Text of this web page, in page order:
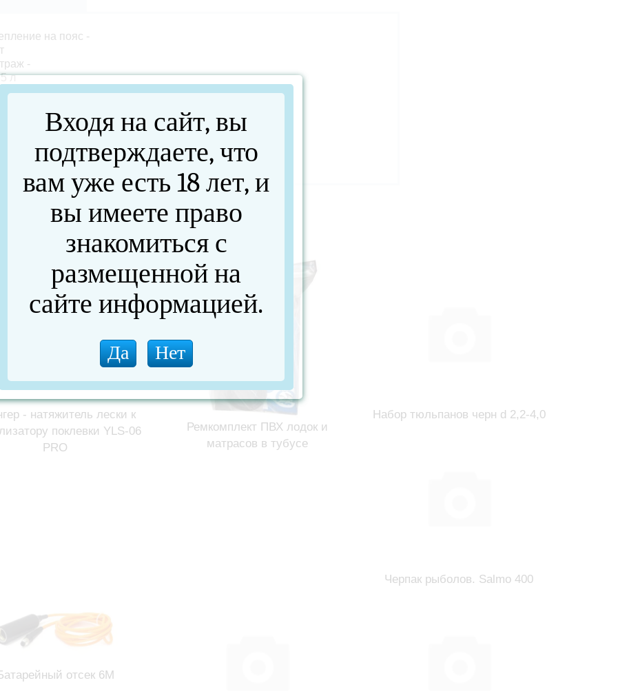
на пояс -
-
л
-
наживки
-
мм
-
- натяжитель лески к
поклевки YLS-06
PRO
Ремкомплект ПВХ лодок и
матрасов в тубусе
Набор тюльпанов черн d 2,2-4,0
Черпак рыболов. Salmo 400
отсек 6М
Входя на сайт, вы
подтверждаете, что
вам уже есть 18 лет, и
вы имеете право
знакомиться с
размещенной на
сайте информацией.